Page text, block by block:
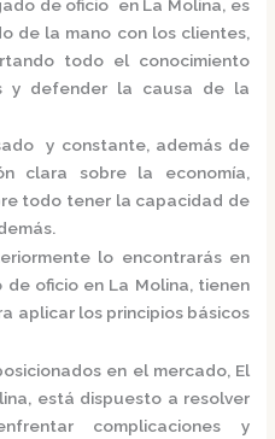
de oficio en La Molina, es
de la mano con los clientes,
todo el conocimiento
y defender la causa de la
y constante, además de
clara sobre la economía,
todo tener la capacidad de
lo encontrarás en
de oficio en La Molina, tienen
aplicar los principios básicos
en el mercado, El
está dispuesto a resolver
complicaciones y